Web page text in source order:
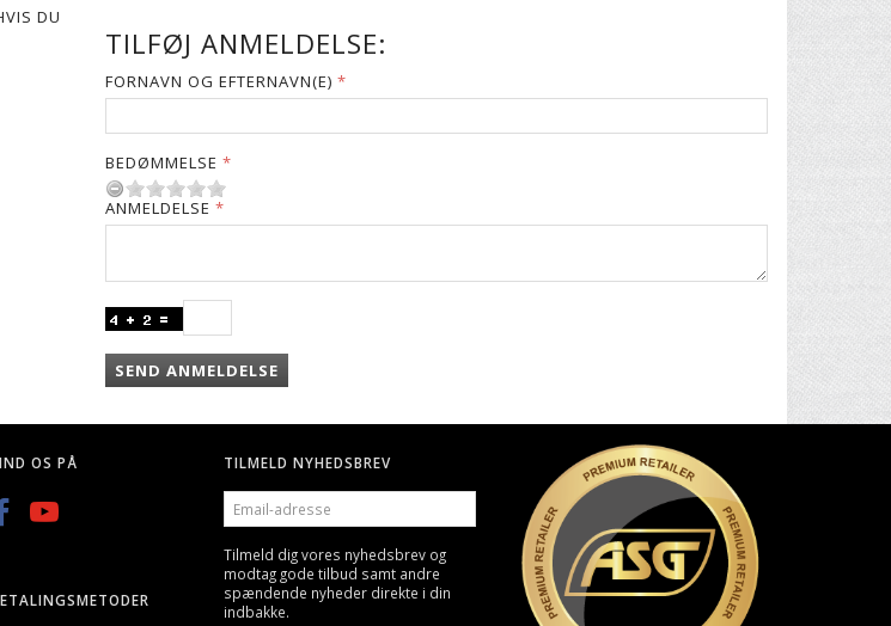
DU
TILFØJ ANMELDELSE:
FORNAVN OG EFTERNAVN(E)
BEDØMMELSE
ANMELDELSE
SEND ANMELDELSE
OS PÅ
TILMELD NYHEDSBREV
EMAIL-
ADRESSE
Tilmeld dig vores nyhedsbrev og
modtag gode tilbud samt andre
spændende nyheder direkte i din
indbakke.